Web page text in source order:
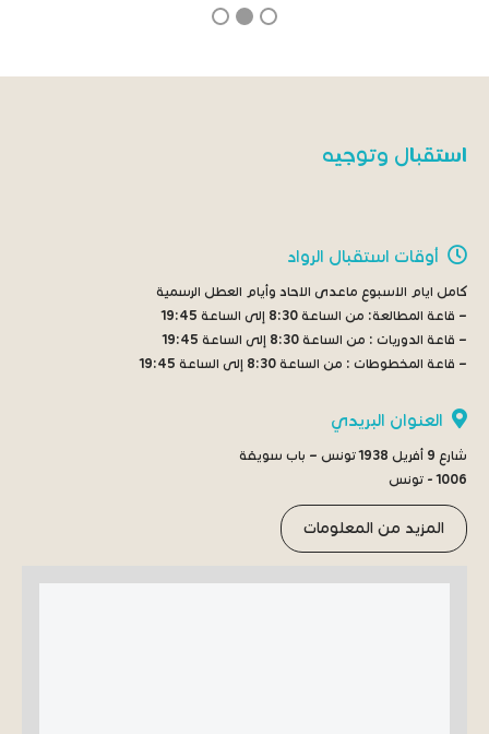
استقبال وتوجيه
أوقات استقبال الرواد
كامل ايام الاسبوع ماعدى الاحاد وأيام العطل الرسمية
– قاعة المطالعة: من الساعة 8:30 إلى الساعة 19:45
– قاعة الدوريات : من الساعة 8:30 إلى الساعة 19:45
– قاعة المخطوطات : من الساعة 8:30 إلى الساعة 19:45
العنوان البريدي
شارع 9 أفريل 1938 تونس – باب سويقة
1006 - تونس
المزيد من المعلومات